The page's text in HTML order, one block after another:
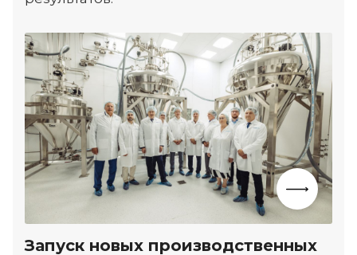
Запуск новых производственных